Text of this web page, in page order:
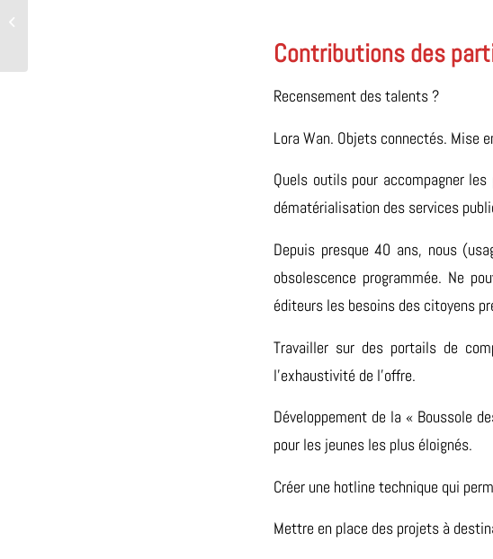
Contributions des
Recensement des talents ?
Lora Wan. Objets connectés. Mise
Quels outils pour accompagner
dématérialisation des services
Depuis presque 40 ans, nous
obsolescence programmée. Ne
éditeurs les besoins des citoyens
Travailler sur des portails de
l’exhaustivité de l’offre.
Développement de la « Boussole
pour les jeunes les plus éloignés.
Créer une hotline technique qui
Mettre en place des projets à